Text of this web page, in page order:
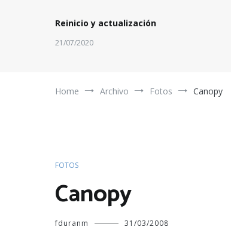
Reinicio y actualización
21/07/2020
Home Archivo Fotos Canopy
FOTOS
Canopy
fduranm 31/03/2008